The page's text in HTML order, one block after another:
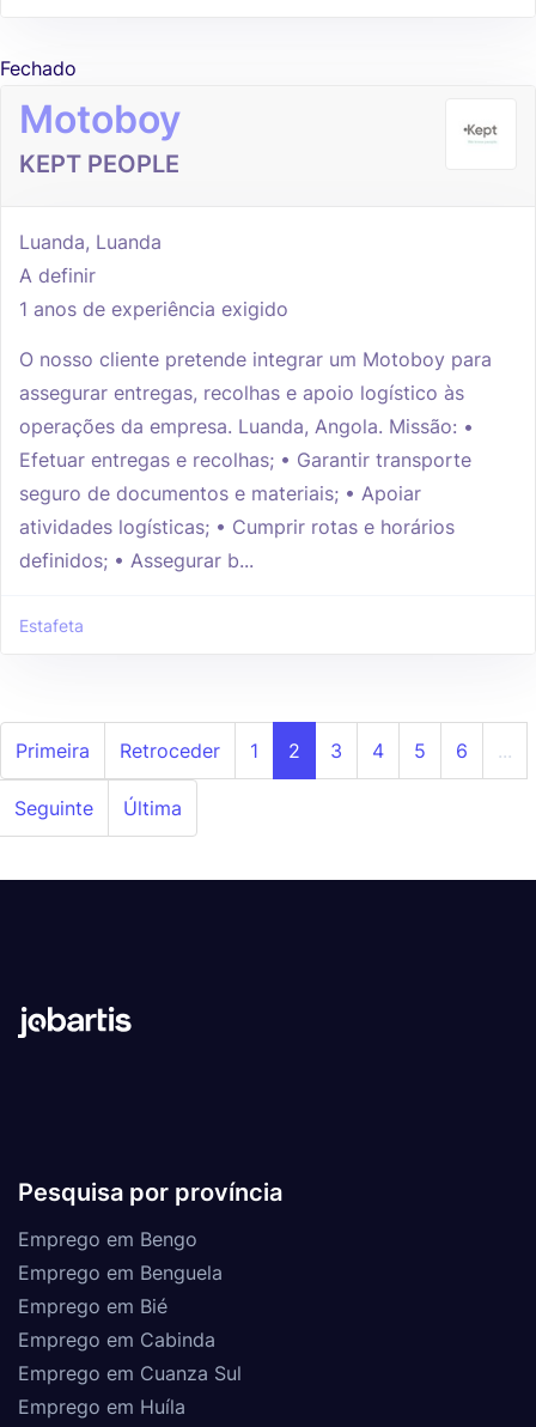
Fechado
Motoboy
KEPT PEOPLE
Luanda, Luanda
A definir
1 anos de experiência exigido
O nosso cliente pretende integrar um Motoboy para
assegurar entregas, recolhas e apoio logístico às
operações da empresa. Luanda, Angola. Missão: •
Efetuar entregas e recolhas; • Garantir transporte
seguro de documentos e materiais; • Apoiar
atividades logísticas; • Cumprir rotas e horários
definidos; • Assegurar b...
Estafeta
Primeira Retroceder 1 2 3 4 5 6 ...
Seguinte Última
Pesquisa por província
Emprego em Bengo
Emprego em Benguela
Emprego em Bié
Emprego em Cabinda
Emprego em Cuanza Sul
Emprego em Huíla